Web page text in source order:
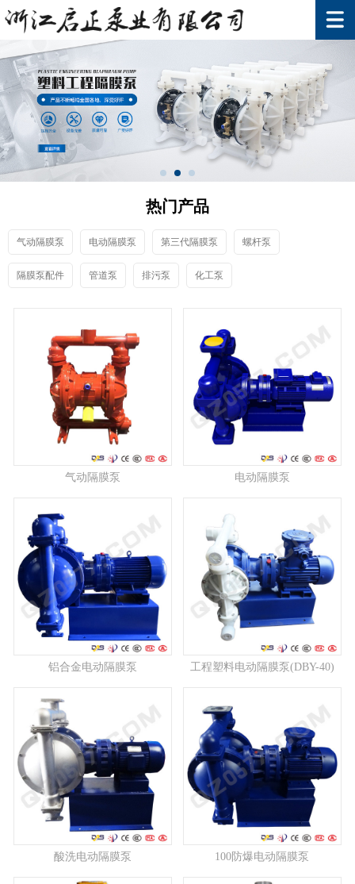
热门产品
气动隔膜泵 电动隔膜泵 第三代隔膜泵 螺杆泵
隔膜泵配件 管道泵 排污泵 化工泵
气动隔膜泵 电动隔膜泵
铝合金电动隔膜泵 工程塑料电动隔膜泵(DBY-40)
酸洗电动隔膜泵 100防爆电动隔膜泵